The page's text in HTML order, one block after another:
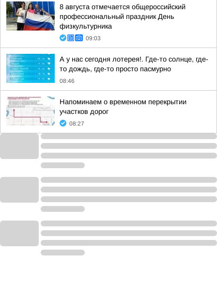
8 августа отмечается общероссийский
профессиональный праздник День
физкультурника
09:03
А у нас сегодня лотерея!. Где-то солнце, где-
то дождь, где-то просто пасмурно
08:46
Напоминаем о временном перекрытии
участков дорог
08:27